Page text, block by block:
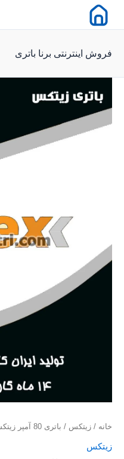
فروش اینترنتی برنا باتری
خانه / زیتکس / باتری 80 آمپر زیتکس
زیتکس